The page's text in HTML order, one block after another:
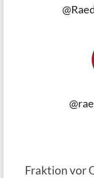
Fraktion vor